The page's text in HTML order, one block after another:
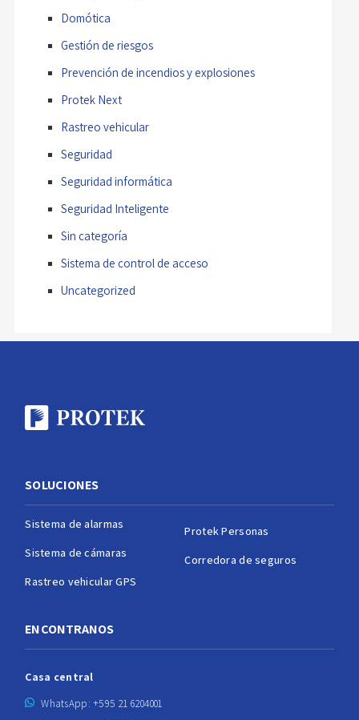
Domótica
Gestión de riesgos
Prevención de incendios y explosiones
Protek Next
Rastreo vehicular
Seguridad
Seguridad informática
Seguridad Inteligente
Sin categoría
Sistema de control de acceso
Uncategorized
SOLUCIONES
Sistema de alarmas
Sistema de cámaras
Rastreo vehicular GPS
Protek Personas
Corredora de seguros
ENCONTRANOS
Casa central
WhatsApp: +595 21 6204001